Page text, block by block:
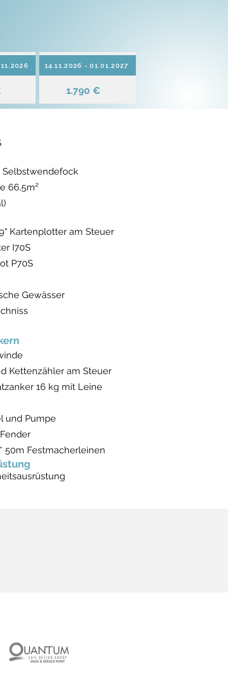
14.11.2026 - 01.01.2027
1.790 €
66,5m²
Kartenplotter am Steuer
I70S
P70S
Gewässer
Kettenzähler am Steuer
16 kg mit Leine
und Pumpe
50m Festmacherleinen